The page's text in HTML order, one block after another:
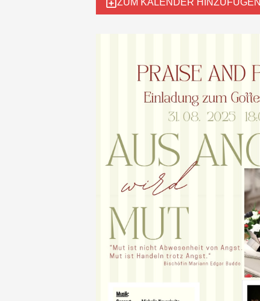
ZUM KALENDER HINZUFÜGEN